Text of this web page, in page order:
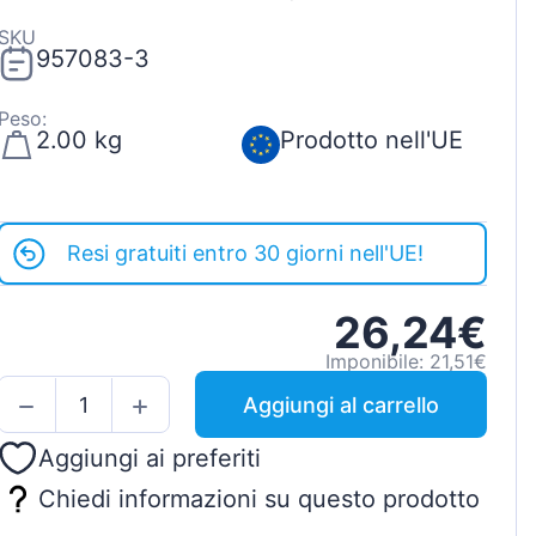
957083-3
2.00 kg Prodotto nell'UE
Resi gratuiti entro 30 giorni nell'UE!
26,24€
Imponibile: 21,51€
Aggiungi al carrello
Aggiungi ai preferiti
Chiedi informazioni su questo prodotto